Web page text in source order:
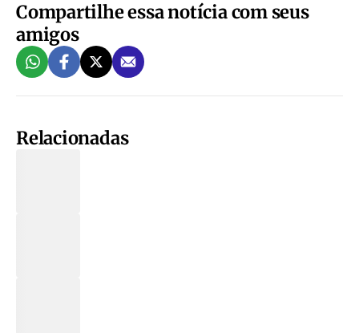
Compartilhe essa notícia com seus
amigos
Relacionadas